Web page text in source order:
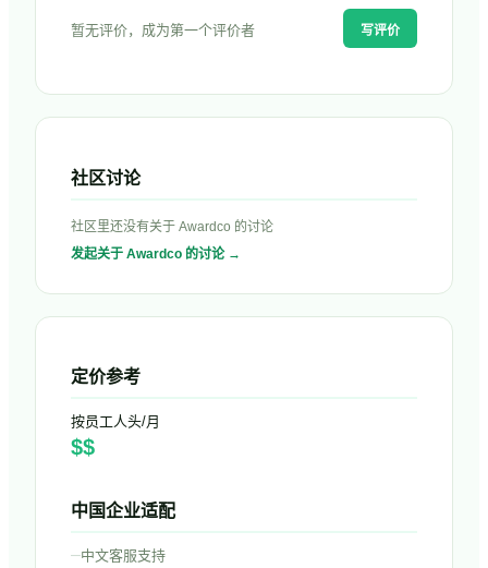
暂无评价，成为第一个评价者 写评价
社区讨论
社区里还没有关于 Awardco 的讨论
发起关于 Awardco 的讨论 →
定价参考
按员工人头/月
$$
中国企业适配
–中文客服支持